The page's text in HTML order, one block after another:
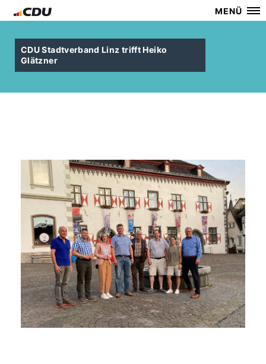
MENÜ
CDU Stadtverband Linz trifft Heiko
Glätzner